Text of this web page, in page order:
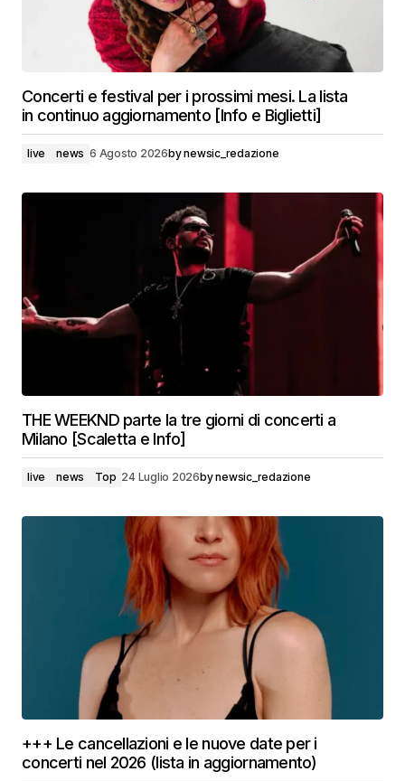
Concerti e festival per i prossimi mesi. La lista
in continuo aggiornamento [Info e Biglietti]
live news 6 Agosto 2026bynewsic_redazione
THE WEEKND parte la tre giorni di concerti a
Milano [Scaletta e Info]
live news Top 24 Luglio 2026bynewsic_redazione
+++ Le cancellazioni e le nuove date per i
concerti nel 2026 (lista in aggiornamento)